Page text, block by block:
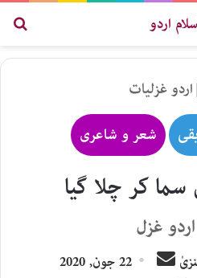
اردو غزلیات
شعر و شاعری
کر چلا گیا
غزل
Send22 جون, 2020